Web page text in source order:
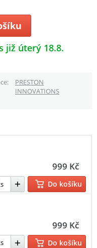
již úterý 18.8.
PRESTON
INNOVATIONS
999 Kč
Do košíku
999 Kč
Do košíku